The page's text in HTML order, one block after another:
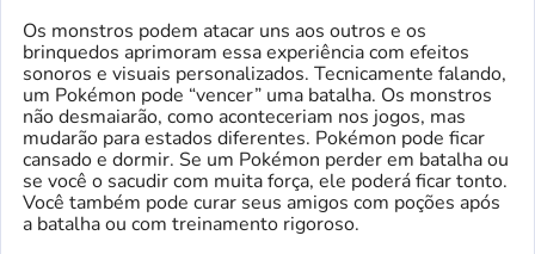
Os monstros podem atacar uns aos outros e os
brinquedos aprimoram essa experiência com efeitos
sonoros e visuais personalizados. Tecnicamente falando,
um Pokémon pode “vencer” uma batalha. Os monstros
não desmaiarão, como aconteceriam nos jogos, mas
mudarão para estados diferentes. Pokémon pode ficar
cansado e dormir. Se um Pokémon perder em batalha ou
se você o sacudir com muita força, ele poderá ficar tonto.
Você também pode curar seus amigos com poções após
a batalha ou com treinamento rigoroso.